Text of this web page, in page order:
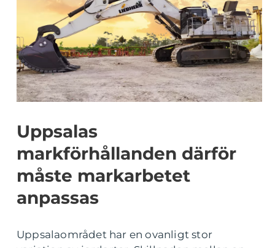
Uppsalas
markförhållanden därför
måste markarbetet
anpassas
Uppsalaområdet har en ovanligt stor